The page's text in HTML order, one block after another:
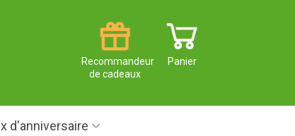
Panier
Recommandeur
de cadeaux
d'anniversaire